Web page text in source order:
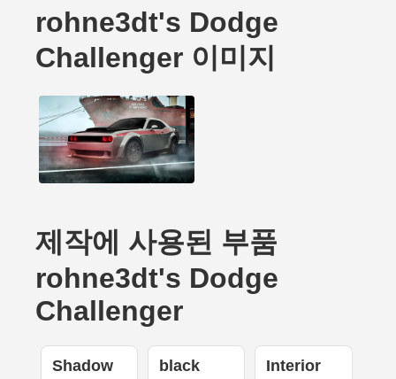
rohne3dt's Dodge
Challenger 이미지
제작에 사용된 부품
rohne3dt's Dodge
Challenger
Shadow black Interior